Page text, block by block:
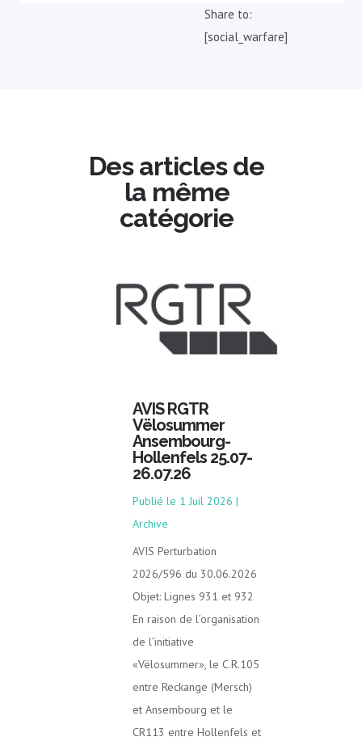
Share to:
[social_warfare]
Des articles de
la même
catégorie
AVIS RGTR
Vëlosummer
Ansembourg-
Hollenfels 25.07-
26.07.26
1 Juil 2026 |
Archive
AVIS Perturbation
2026/596 du 30.06.2026
Objet: Lignes 931 et 932
En raison de l’organisation
de l’initiative
«Vëlosummer», le C.R.105
entre Reckange (Mersch)
et Ansembourg et le
CR113 entre Hollenfels et